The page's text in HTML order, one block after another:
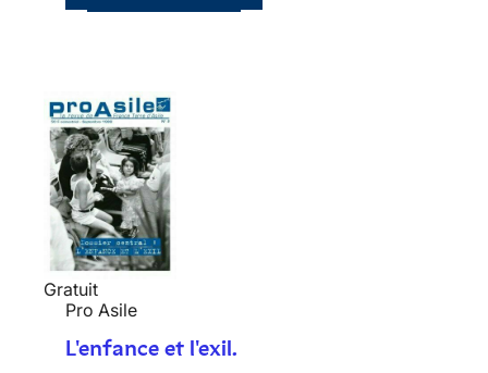
Gratuit
Pro Asile
L'enfance et l'exil.